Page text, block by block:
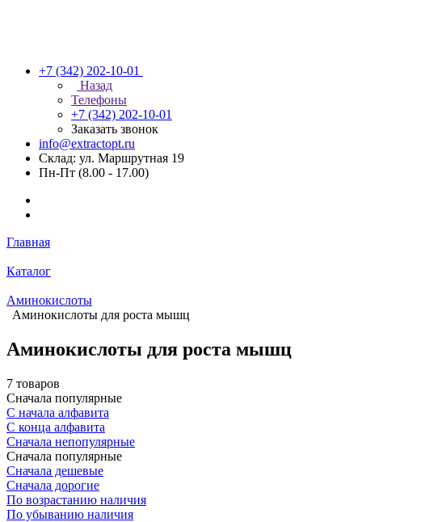
+7 (342) 202-10-01
Назад
Телефоны
+7 (342) 202-10-01
Заказать звонок
info@extractopt.ru
Склад: ул. Маршрутная 19
Пн-Пт (8.00 - 17.00)
Главная
Каталог
Аминокислоты
Аминокислоты для роста мышц
Аминокислоты для роста мышц
7 товаров
Сначала популярные
С начала алфавита
С конца алфавита
Сначала непопулярные
Сначала популярные
Сначала дешевые
Сначала дорогие
По возрастанию наличия
По убыванию наличия